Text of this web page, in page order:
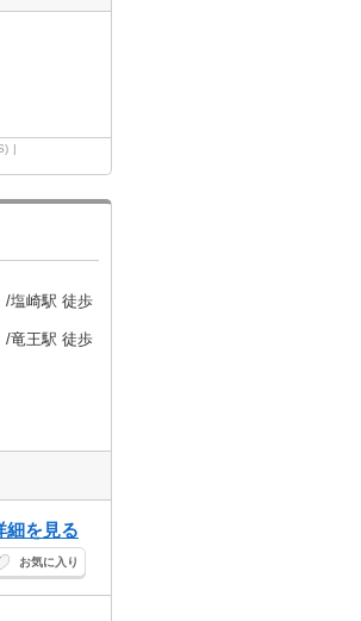
/塩崎駅 徒歩
/竜王駅 徒歩
細を見る
お気に入り